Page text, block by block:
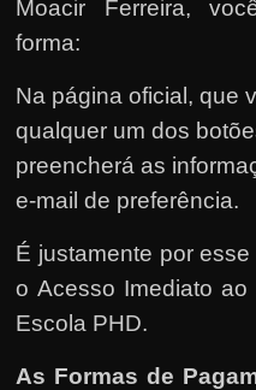
Moacir Ferreira,
forma:
Na página oficial, que
qualquer um dos
preencherá as
e-mail de preferência.
É justamente por
o Acesso Imediato
Escola PHD.
As Formas de